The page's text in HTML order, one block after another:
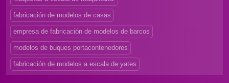
fabricación de modelos de casas
empresa de fabricación de modelos de barcos
modelos de buques portacontenedores
fabricación de modelos a escala de yates